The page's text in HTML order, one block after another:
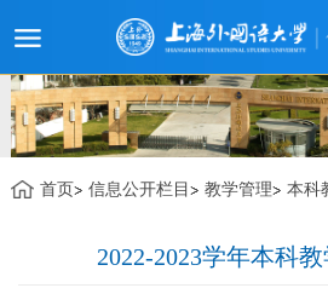
首页 信息公开栏目 教学管理 本科
2022-2023学年本科